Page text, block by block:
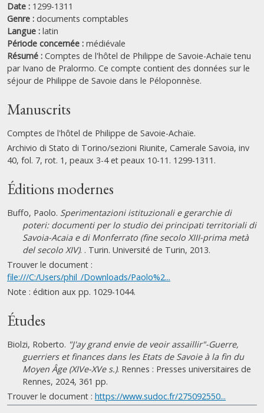
Date : 1299-1311
Genre : documents comptables
Langue : latin
Période concernée : médiévale
Résumé : Comptes de l'hôtel de Philippe de Savoie-Achaïe tenu
par Ivano de Pralormo. Ce compte contient des données sur le
séjour de Philippe de Savoie dans le Péloponnèse.
Manuscrits
Comptes de l'hôtel de Philippe de Savoie-Achaïe.
Archivio di Stato di Torino/sezioni Riunite, Camerale Savoia, inv
40, fol. 7, rot. 1, peaux 3-4 et peaux 10-11. 1299-1311.
Éditions modernes
Buffo, Paolo. Sperimentazioni istituzionali e gerarchie di
poteri: documenti per lo studio dei principati territoriali di
Savoia-Acaia e di Monferrato (fine secolo XIII-prima metà
del secolo XIV). . Turin. Université de Turin, 2013.
Trouver le document :
file:///C:/Users/phil_/Downloads/Paolo%2...
Note : édition aux pp. 1029-1044.
Études
Biolzi, Roberto. "J'ay grand envie de veoir assaillir"-Guerre,
guerriers et finances dans les Etats de Savoie à la fin du
Moyen Âge (XIVe-XVe s.). Rennes : Presses universitaires de
Rennes, 2024, 361 pp.
Trouver le document : https://www.sudoc.fr/275092550...